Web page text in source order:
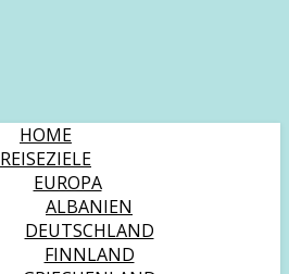
HOME
REISEZIELE
EUROPA
ALBANIEN
DEUTSCHLAND
FINNLAND